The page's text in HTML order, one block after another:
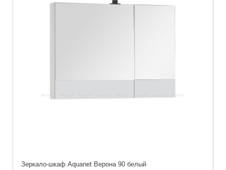
Зеркало-шкаф Aquanet Верона 90 белый